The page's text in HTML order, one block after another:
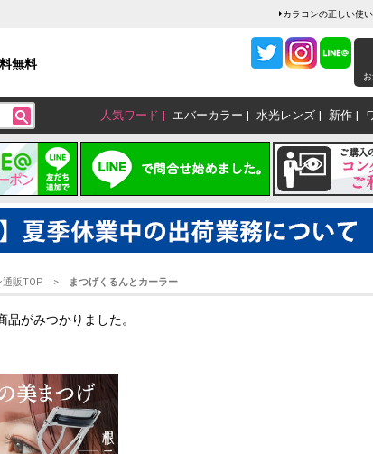
カラコンの正しい使
無料
人気ワード エバーカラー 水光レンズ 新作
通販TOP まつげくるんとカーラー
品がみつかりました。